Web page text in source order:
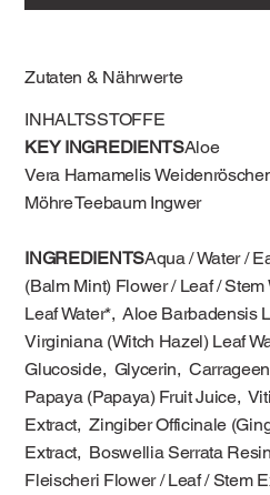
Zutaten & Nährwerte
INHALTSSTOFFE
KEY INGREDIENTSAloe
Vera Hamamelis
Möhre Teebaum Ingwer
INGREDIENTSAqua / Water /
(Balm Mint) Flower / Leaf /
Leaf Water*, Aloe Barbadensis
Virginiana (Witch Hazel) Leaf
Glucoside, Glycerin,
Papaya (Papaya) Fruit Juice,
Extract, Zingiber Officinale
Extract, Boswellia Serrata
Fleischeri Flower / Leaf / Stem